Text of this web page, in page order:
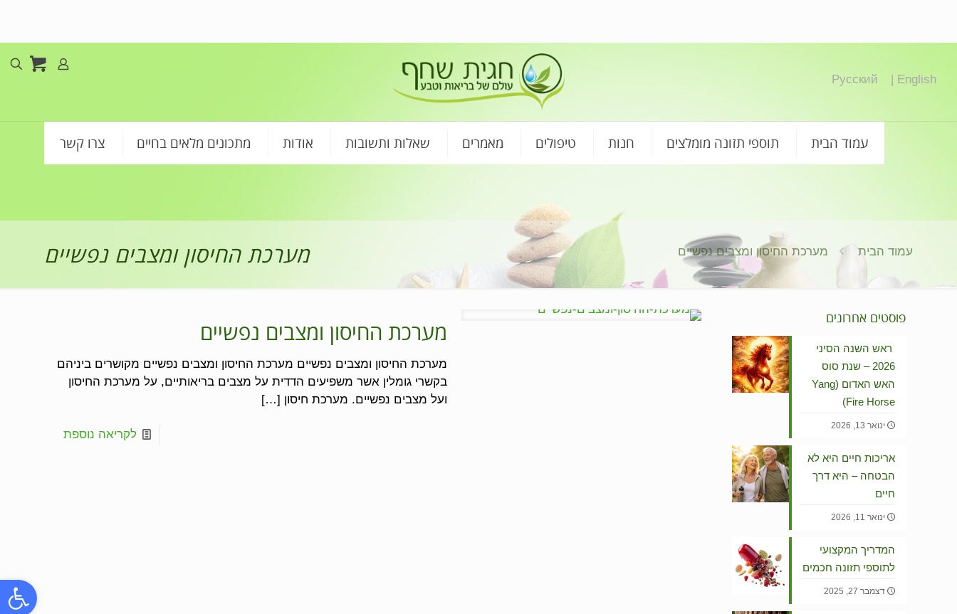
עמוד הבית תוספי תזונה מומלצים חנות טיפולים מאמרים שאלות ותשובות אודות מתכונים מלאים בחיים צרו קשר
English |
Русский
מערכת החיסון ומצבים נפשיים עמוד הבית מערכת החיסון ומצבים נפשיים
מערכת החיסון ומצבים נפשיים
מערכת החיסון ומצבים נפשיים מערכת החיסון ומצבים נפשיים מקושרים ביניהם
בקשרי גומלין אשר משפיעים הדדית על מצבים בריאותיים, על מערכת החיסון
ועל מצבים נפשיים. מערכת חיסון […]
לקריאה נוספת
פוסטים אחרונים
ראש השנה הסיני
2026 – שנת סוס
האש האדום (Yang
Fire Horse)
ינואר 13, 2026
אריכות חיים היא לא
הבטחה – היא דרך
חיים
ינואר 11, 2026
המדריך המקצועי
לתוספי תזונה חכמים
דצמבר 27, 2025